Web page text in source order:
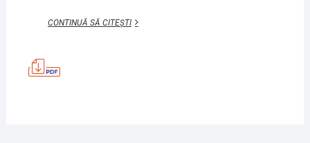
CONTINUĂ SĂ CITEȘTIEXERCIȚIU,